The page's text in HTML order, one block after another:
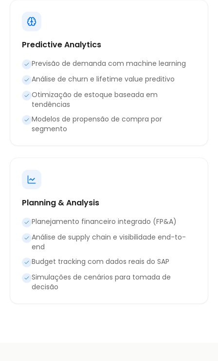
Predictive Analytics
Previsão de demanda com machine learning
Análise de churn e lifetime value preditivo
Otimização de estoque baseada em
tendências
Modelos de propensão de compra por
segmento
Planning & Analysis
Planejamento financeiro integrado (FP&A)
Análise de supply chain e visibilidade end-to-
end
Budget tracking com dados reais do SAP
Simulações de cenários para tomada de
decisão